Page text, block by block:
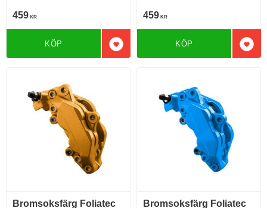
459 KR
Lägg till i favoriter
KÖP
459 KR
KÖP
Bromsoksfärg Foliatec
Bromsoksfärg Foliatec